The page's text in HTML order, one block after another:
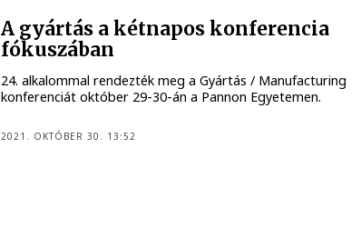
A gyártás a kétnapos konferencia
fókuszában
24. alkalommal rendezték meg a Gyártás / Manufacturing
konferenciát október 29-30-án a Pannon Egyetemen.
2021. OKTÓBER 30. 13:52